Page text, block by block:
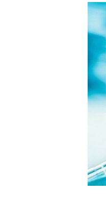
按 Enter 进行